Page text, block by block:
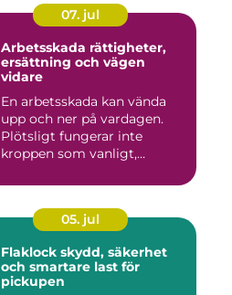
07. jul
Arbetsskada rättigheter,
ersättning och vägen
vidare
En arbetsskada kan vända
upp och ner på vardagen.
Plötsligt fungerar inte
kroppen som vanligt,
05. jul
Flaklock skydd, säkerhet
och smartare last för
pickupen